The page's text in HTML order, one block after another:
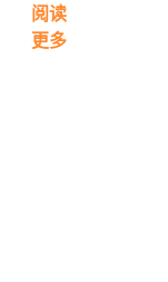
阅读
更多